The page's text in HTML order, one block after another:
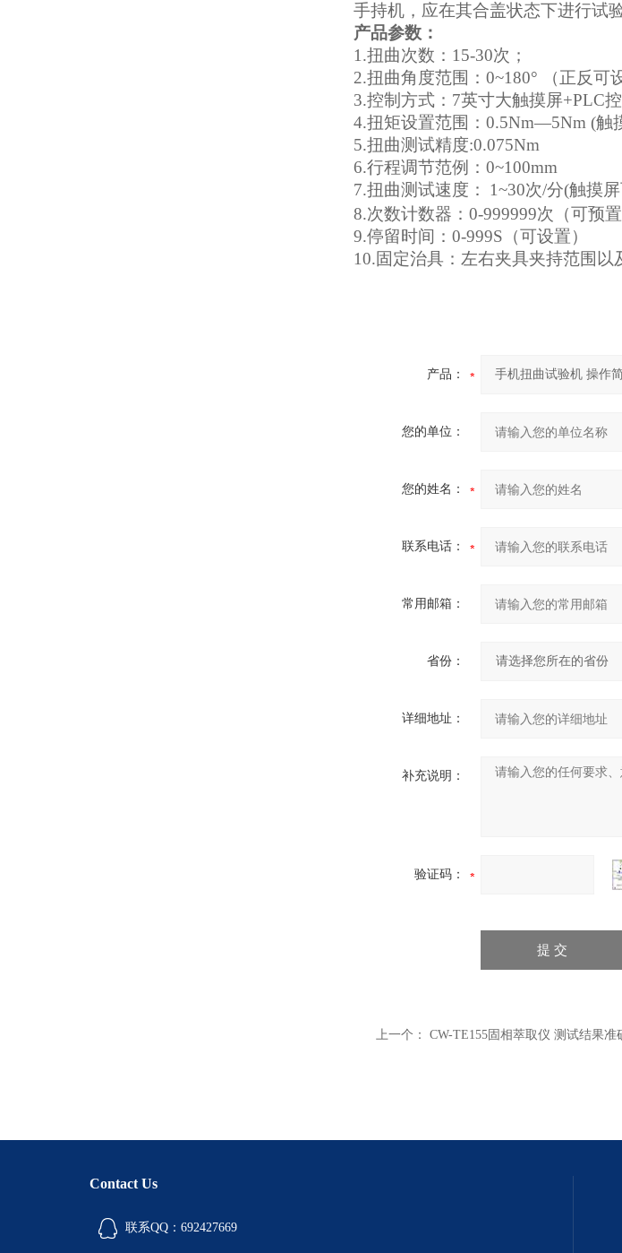
手持机，应在其合盖状态下进行试
产品参数：
1 .扭曲次数：15-30次；
2.扭曲角度范围：0~180°
（正反可
3.控制方式：7英寸大触摸屏+PLC控
4.扭矩设置范围：0.5Nm—5Nm (触
5.扭曲测试精度:0.075Nm
6.行程调节范例：0~100mm
7.扭曲测试速度：
1~30次/分(触摸
8.次数计数器：0-999999次（可预
9.停留时间：0-999S（可设置）
10.固定治具：左右夹具夹持范围以
产品：
您的单位：
您的姓名：
联系电话：
常用邮箱：
省份：
详细地址：
补充说明：
验证码：
上一个： CW-TE155固相萃取仪 测试结果准
Contact Us
联系QQ：692427669